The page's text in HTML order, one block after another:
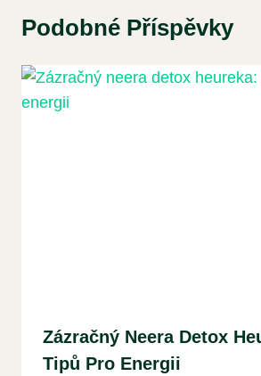
Podobné Příspěvky
Zázračný Neera Detox
Tipů Pro Energii